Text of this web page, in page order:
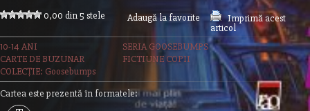
0,00 din 5 stele Adaugă la favorite
Imprimă acest
articol
10-14 ANI
SERIA GOOSEBUMPS
CARTE DE BUZUNAR
FICTIUNE COPII
COLECȚIE: Goosebumps
Cartea este prezentă în formatele: